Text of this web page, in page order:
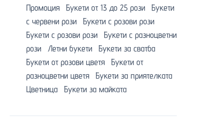
Промоция
Букети от 13 до 25 рози
Букети
с червени рози
Букети с розови рози
Букети с розови рози
Букети с разноцветни
рози
Летни букети
Букети за сватба
Букети от розови цветя
Букети от
разноцветни цветя
Букети за приятелката
Цветница
Букети за майката